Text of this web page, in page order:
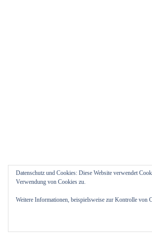
Datenschutz und Cookies: Diese Website verwendet
Verwendung von Cookies zu.
Weitere Informationen, beispielsweise zur Kontrolle von